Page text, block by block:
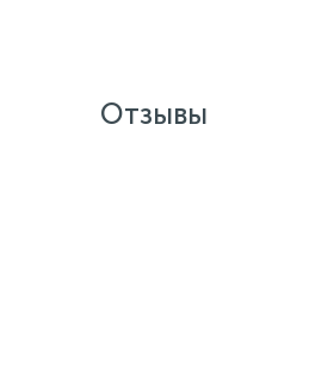
Отзывы